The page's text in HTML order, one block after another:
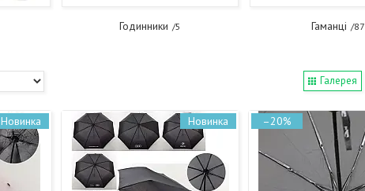
Годинники 5 Гаманці 87
Галерея
Новинка Новинка –20%